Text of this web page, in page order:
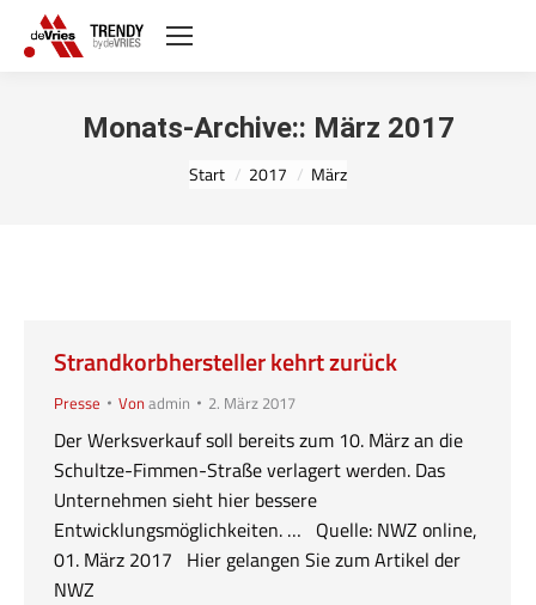
Monats-Archive:: März 2017
Sie befinden sich hier:
Start 2017 März
Strandkorbhersteller kehrt zurück
Presse Vonadmin 2. März 2017
Der Werksverkauf soll bereits zum 10. März an die
Schultze-Fimmen-Straße verlagert werden. Das
Unternehmen sieht hier bessere
Entwicklungsmöglichkeiten. … Quelle: NWZ online,
01. März 2017 Hier gelangen Sie zum Artikel der
NWZ